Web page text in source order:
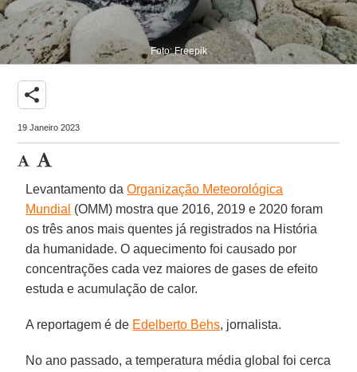
Foto: Freepik
share
19 Janeiro 2023
Levantamento daOrganização Meteorológica
Mundial (OMM) mostra que 2016, 2019 e 2020 foram
os três anos mais quentes já registrados na História
da humanidade. O aquecimento foi causado por
concentrações cada vez maiores de gases de efeito
estuda e acumulação de calor.
A reportagem é de Edelberto Behs, jornalista.
No ano passado, a temperatura média global foi cerca